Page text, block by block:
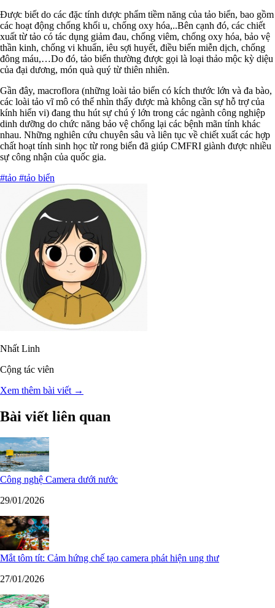
Được biết do các đặc tính dược phẩm tiềm năng của tảo biển, bao gồm
các hoạt động chống khối u, chống oxy hóa,..Bên cạnh đó, các chiết
xuất từ tảo có tác dụng giảm đau, chống viêm, chống oxy hóa, bảo vệ
thần kinh, chống vi khuẩn, iêu sợi huyết, điều biến miễn dịch, chống
đông máu,…Do đó, tảo biển thường được gọi là loại thảo mộc kỳ diệu
của đại dương, món quà quý từ thiên nhiên.
Gần đây, macroflora (những loài tảo biển có kích thước lớn và đa bào,
các loài tảo vĩ mô có thể nhìn thấy được mà không cần sự hỗ trợ của
kính hiển vi) đang thu hút sự chú ý lớn trong các ngành công nghiệp
dinh dưỡng do chức năng bảo vệ chống lại các bệnh mãn tính khác
nhau. Những nghiên cứu chuyên sâu và liên tục về chiết xuất các hợp
chất hoạt tính sinh học từ rong biển đã giúp CMFRI giành được nhiều
sự công nhận của quốc gia.
#tảo #tảo biển
Nhất Linh
Cộng tác viên
Xem thêm bài viết →
Bài viết liên quan
Công nghệ Camera dưới nước
29/01/2026
Mắt tôm tít: Cảm hứng chế tạo camera phát hiện ung thư
27/01/2026